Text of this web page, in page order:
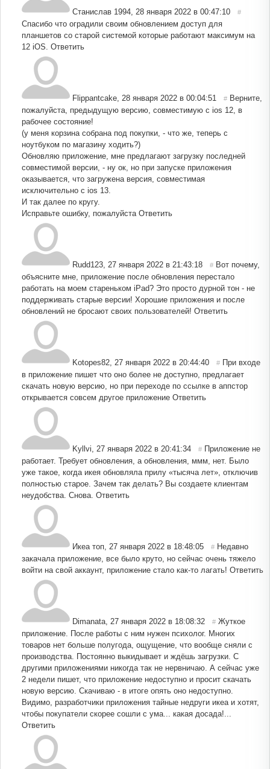
Станислав 1994 28 января 2022 в 00:47:10 #
Спасибо что оградили своим обновлением доступ для
планшетов со старой системой которые работают максимум на
12 iOS. Ответить
Flippantcake 28 января 2022 в 00:04:51 # Верните,
пожалуйста, предыдущую версию, совместимую с ios 12, в
рабочее состояние!
(у меня корзина собрана под покупки, - что же, теперь с
ноутбуком по магазину ходить?)
Обновляю приложение, мне предлагают загрузку последней
совместимой версии, - ну ок, но при запуске приложения
оказывается, что загружена версия, совместимая
исключительно с ios 13.
И так далее по кругу.
Исправьте ошибку, пожалуйста Ответить
Rudd123 27 января 2022 в 21:43:18 # Вот почему,
объясните мне, приложение после обновления перестало
работать на моем стареньком iPad? Это просто дурной тон - не
поддерживать старые версии! Хорошие приложения и после
обновлений не бросают своих пользователей! Ответить
Kotopes82 27 января 2022 в 20:44:40 # При входе
в приложение пишет что оно более не доступно, предлагает
скачать новую версию, но при переходе по ссылке в аппстор
открывается совсем другое приложение Ответить
Kyllvi 27 января 2022 в 20:41:34 # Приложение не
работает. Требует обновления, а обновления, ммм, нет. Было
уже такое, когда икея обновляла прилу «тысяча лет», отключив
полностью старое. Зачем так делать? Вы создаете клиентам
неудобства. Снова. Ответить
Икеа топ 27 января 2022 в 18:48:05 # Недавно
закачала приложение, все было круто, но сейчас очень тяжело
войти на свой аккаунт, приложение стало как-то лагать! Ответить
Dimanata 27 января 2022 в 18:08:32 # Жуткое
приложение. После работы с ним нужен психолог. Многих
товаров нет больше полугода, ощущение, что вообще сняли с
производства. Постоянно выкидывает и ждёшь загрузки. С
другими приложениями никогда так не нервничаю. А сейчас уже
2 недели пишет, что приложение недоступно и просит скачать
новую версию. Скачиваю - в итоге опять оно недоступно.
Видимо, разработчики приложения тайные недруги икеа и хотят,
чтобы покупатели скорее сошли с ума... какая досада!...
Ответить